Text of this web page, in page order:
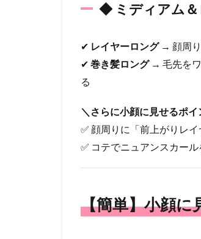
トで
アッ
プ！
イド
の髪
で輪
郭カ
ー！
③ 立
体感
◆ ミディアム＆
✔ レイヤーロング→ 顔周り
✔ 巻き髪ロング→ 毛先をワ
る
＼さらに小顔に見せるポイ
✅ 顔周りに「前上がりレ
✅ コテでニュアンスカー
【簡単】小顔に